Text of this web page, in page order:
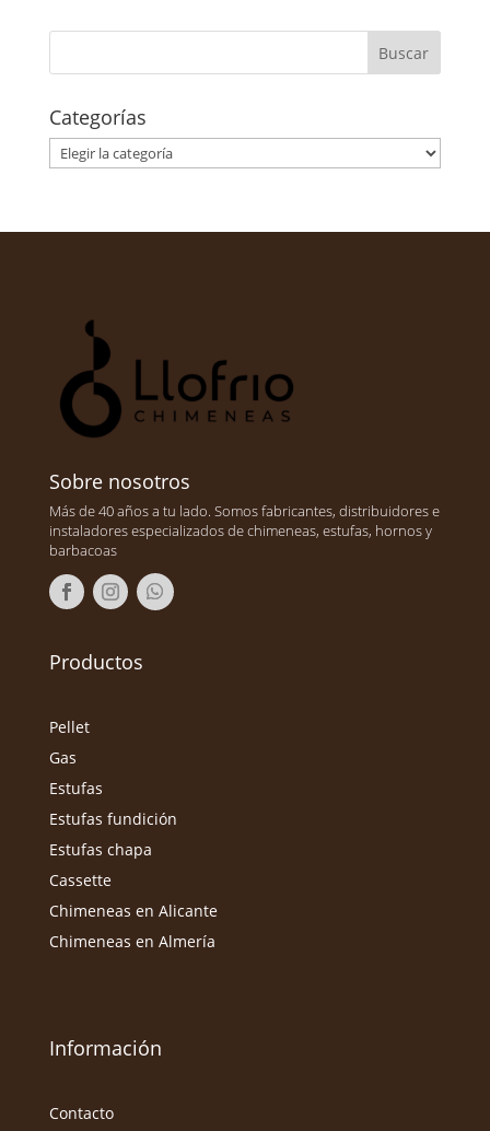
Categorías
Categorías
Sobre nosotros
Más de 40 años a tu lado. Somos fabricantes, distribuidores e
instaladores especializados de chimeneas, estufas, hornos y
barbacoas
Productos
Pellet
Gas
Estufas
Estufas fundición
Estufas chapa
Cassette
Chimeneas en Alicante
Chimeneas en Almería
Información
Contacto